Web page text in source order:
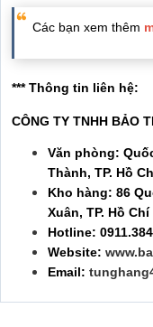
Các bạn xem thêm
*** Thông tin liên hệ:
CÔNG TY TNHH BẢO
Văn phòng:
Thành, TP. Hồ
Kho hàng: 86
Xuân, TP. Hồ
Hotline:
Website:
Email: